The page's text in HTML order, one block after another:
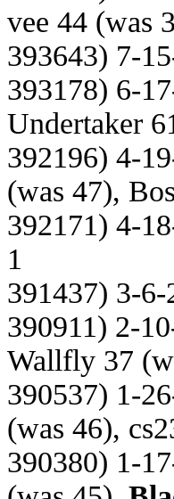
vee 44 (was
393643) 7-
393178) 6-
Undertaker
392196) 4-
(was 47),
392171) 4-
1
391437) 3-
390911) 2-
Wallfly 37
390537) 1-
(was 46),
390380) 1-